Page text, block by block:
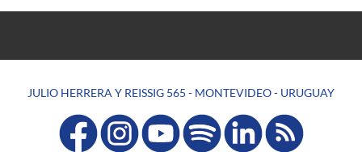
JULIO HERRERA Y REISSIG 565 - MONTEVIDEO - URUGUAY